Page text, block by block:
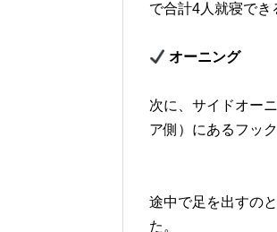
で合計4人就寝でき
オーニング
次に、サイドオー
ア側）にあるフッ
途中で足を出すの
た。